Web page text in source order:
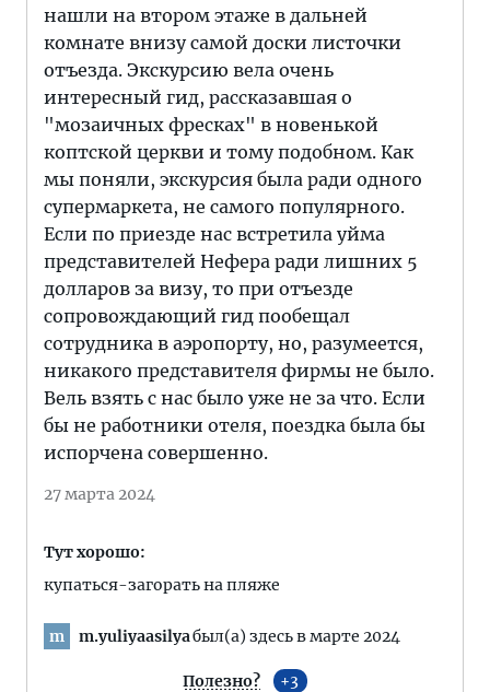
нашли на втором этаже в дальней
комнате внизу самой доски листочки
отъезда. Экскурсию вела очень
интересный гид, рассказавшая о
"мозаичных фресках" в новенькой
коптской церкви и тому подобном. Как
мы поняли, экскурсия была ради одного
супермаркета, не самого популярного.
Если по приезде нас встретила уйма
представителей Нефера ради лишних 5
долларов за визу, то при отъезде
сопровождающий гид пообещал
сотрудника в аэропорту, но, разумеется,
никакого представителя фирмы не было.
Вель взять с нас было уже не за что. Если
бы не работники отеля, поездка была бы
испорчена совершенно.
27 марта 2024
Тут хорошо:
купаться-загорать на пляже
m m.yuliyaasilyaбыл(а) здесь в марте 2024
Полезно? 3